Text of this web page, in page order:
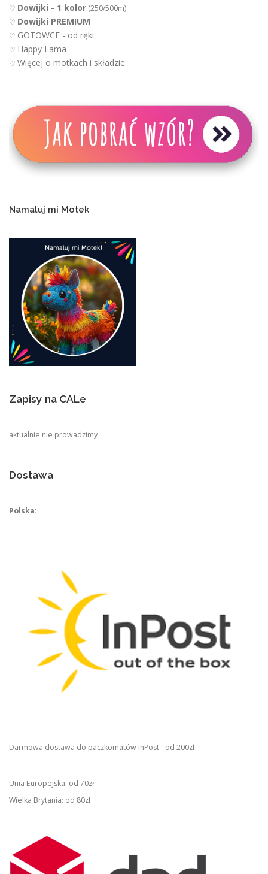
♡ Dowijki - 1 kolor (250/500m)
♡ Dowijki PREMIUM
♡ GOTOWCE - od ręki
♡ Happy Lama
♡ Więcej o motkach i składzie
Namaluj mi Motek
Zapisy na CALe
aktualnie nie prowadzimy
Dostawa
Polska:
Darmowa dostawa do paczkomatów InPost - od 200zł
Unia Europejska: od 70zł
Wielka Brytania: od 80zł